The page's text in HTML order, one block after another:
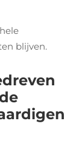
blijven.